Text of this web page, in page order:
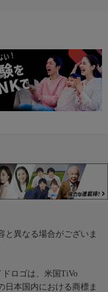
と異なる場合がございま
ロゴは、米国TiVo
日本国内における商標ま